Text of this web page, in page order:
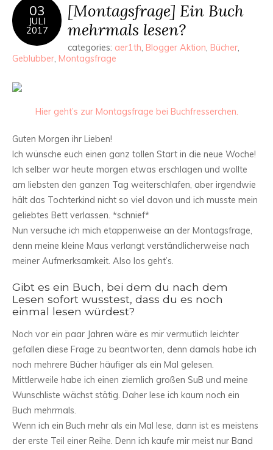
03
JULI
2017
[Montagsfrage] Ein Buch
mehrmals lesen?
categories: aer1th, Blogger Aktion, Bücher,
Geblubber, Montagsfrage
Hier geht’s zur Montagsfrage bei Buchfresserchen.
Guten Morgen ihr Lieben!
Ich wünsche euch einen ganz tollen Start in die neue Woche!
Ich selber war heute morgen etwas erschlagen und wollte
am liebsten den ganzen Tag weiterschlafen, aber irgendwie
hält das Tochterkind nicht so viel davon und ich musste mein
geliebtes Bett verlassen. *schnief*
Nun versuche ich mich etappenweise an der Montagsfrage,
denn meine kleine Maus verlangt verständlicherweise nach
meiner Aufmerksamkeit. Also los geht’s.
Gibt es ein Buch, bei dem du nach dem
Lesen sofort wusstest, dass du es noch
einmal lesen würdest?
Noch vor ein paar Jahren wäre es mir vermutlich leichter
gefallen diese Frage zu beantworten, denn damals habe ich
noch mehrere Bücher häufiger als ein Mal gelesen.
Mittlerweile habe ich einen ziemlich großen SuB und meine
Wunschliste wächst stätig. Daher lese ich kaum noch ein
Buch mehrmals.
Wenn ich ein Buch mehr als ein Mal lese, dann ist es meistens
der erste Teil einer Reihe. Denn ich kaufe mir meist nur Band